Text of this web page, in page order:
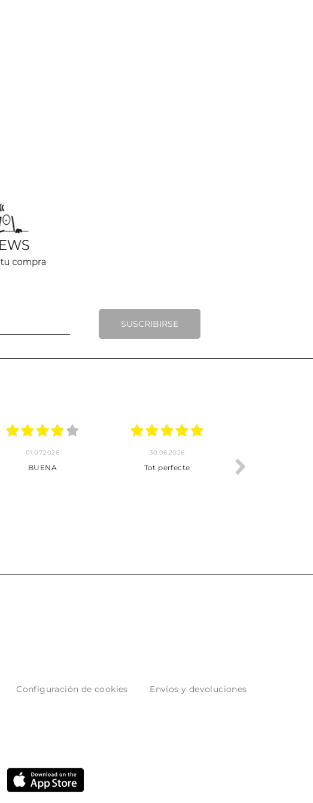
SUSCRIBIRSE
22.06.2026
Servicio muy completo
20.06.2026
Envío rápido
Configuración de cookies
Envíos y devoluciones